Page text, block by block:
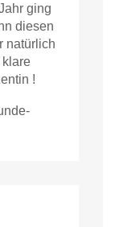
ging
diesen
natürlich
klare
!